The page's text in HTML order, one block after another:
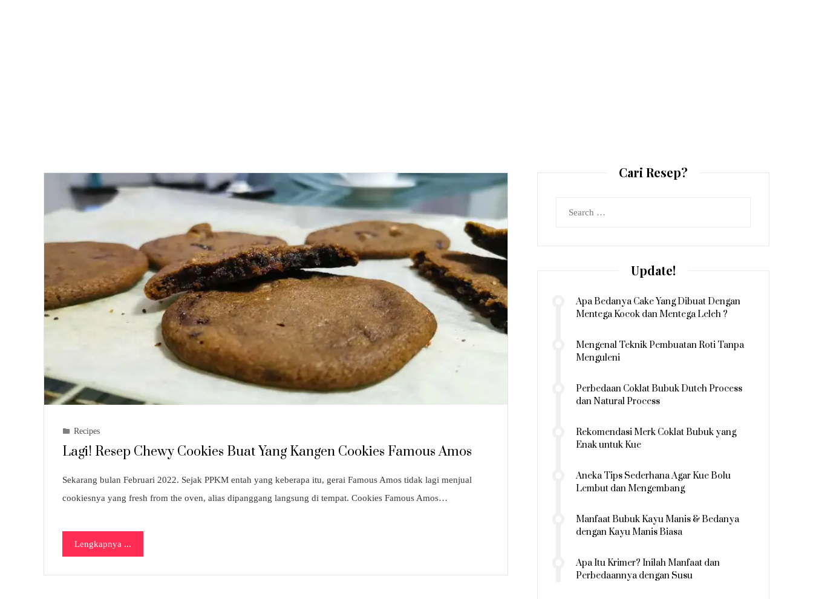
Recipes
Lagi! Resep Chewy Cookies Buat Yang Kangen Cookies Famous Amos
Sekarang bulan Februari 2022. Sejak PPKM entah yang keberapa itu, gerai Famous Amos tidak lagi menjual
cookiesnya yang fresh from the oven, alias dipanggang langsung di tempat. Cookies Famous Amos…
Lengkapnya ...
Cari Resep?
Update!
Apa Bedanya Cake Yang Dibuat Dengan
Mentega Kocok dan Mentega Leleh ?
Mengenal Teknik Pembuatan Roti Tanpa
Menguleni
Perbedaan Coklat Bubuk Dutch Process
dan Natural Process
Rekomendasi Merk Coklat Bubuk yang
Enak untuk Kue
Aneka Tips Sederhana Agar Kue Bolu
Lembut dan Mengembang
Manfaat Bubuk Kayu Manis & Bedanya
dengan Kayu Manis Biasa
Apa Itu Krimer? Inilah Manfaat dan
Perbedaannya dengan Susu